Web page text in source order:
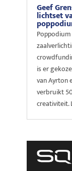
Geef
lichtset
is er
van Ayrton
verbruikt
creativiteit.